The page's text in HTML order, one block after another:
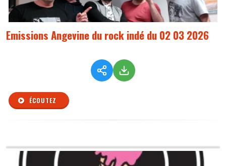
Emissions Angevine du rock indé du 02 03 2026
ÉCOUTEZ